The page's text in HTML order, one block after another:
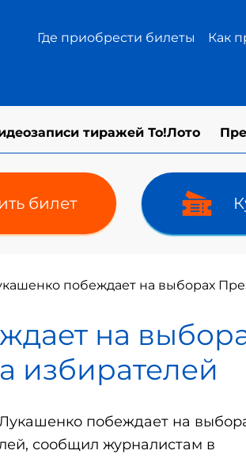
Где приобрести билеты Как
тиражей То!Лото
билет
побеждает на выборах
на
избирателей
побеждает на
сообщил журналистам в